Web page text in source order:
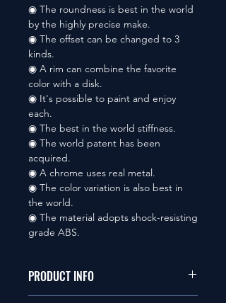
◉ The roundness is best in the world
by the highly precise make.
◉ The offset can be changed to 3
kinds.
◉ A rim can combine the favorite
color with a disk.
◉ It's possible to paint and enjoy
each.
◉ The best in the world stiffness.
◉ The world patent has been
acquired.
◉ A chrome uses real metal.
◉ The color variation is also best in
the world.
◉ The material adopts shock-resisting
grade ABS.
PRODUCT INFO